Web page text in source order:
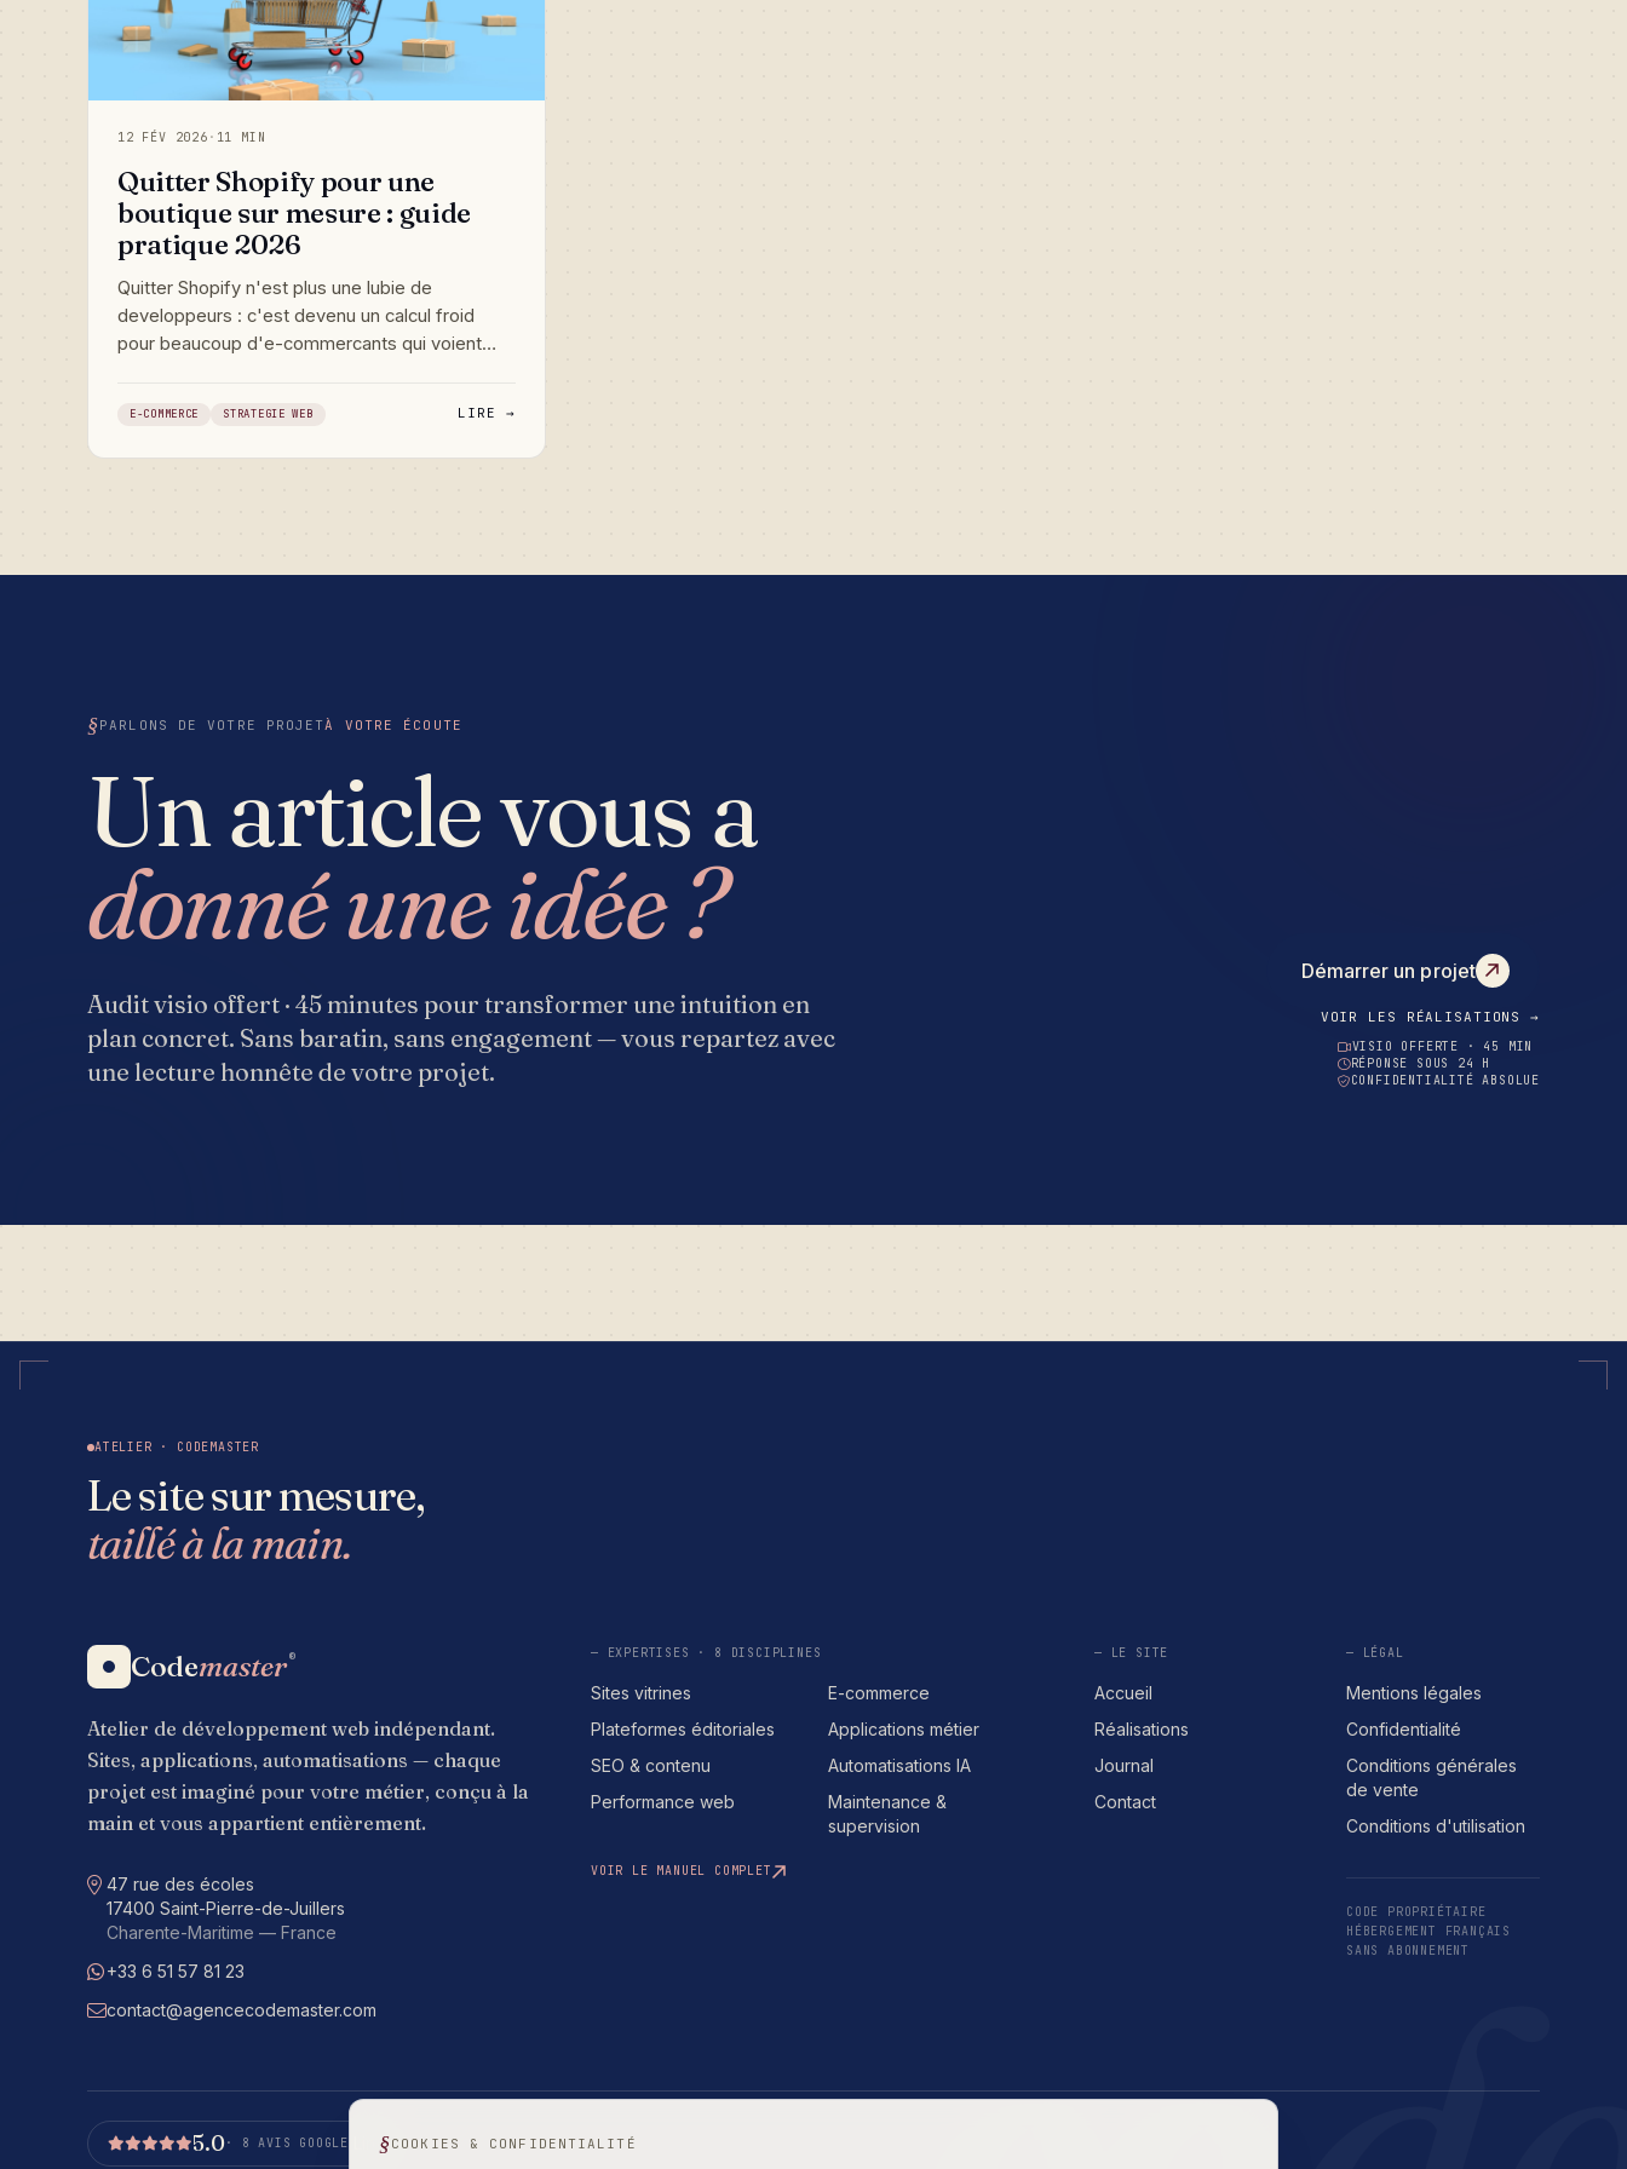
12 FÉV 2026 · 11 MIN
Quitter Shopify pour une
boutique sur mesure : guide
pratique 2026
Quitter Shopify n'est plus une lubie de
developpeurs : c'est devenu un calcul froid
pour beaucoup d'e-commercants qui voient
migration vers une boutique sur mesure, sans
E-COMMERCE STRATEGIE WEB LIRE →
PARLONS DE VOTRE PROJETÀ VOTRE ÉCOUTE
Un article vous a
donné une idée ?
Audit visio offert · 45 minutes pour transformer une intuition en
plan concret. Sans baratin, sans engagement — vous repartez avec
une lecture honnête de votre projet.
Démarrer un projet
VOIR LES RÉALISATIONS →
VISIO OFFERTE · 45 MIN
RÉPONSE SOUS 24 H
CONFIDENTIALITÉ ABSOLUE
ATELIER · CODEMASTER
Le site sur mesure,
taillé à la main.
Codemaster®
Atelier de développement web indépendant.
Sites, applications, automatisations — chaque
projet est imaginé pour votre métier, conçu à la
main et vous appartient entièrement.
Adresse
47 rue des écoles
17400 Saint-Pierre-de-Juillers
Charente-Maritime — France
WhatsApp
+33 6 51 57 81 23
E-mailcontact@agencecodemaster.com
— EXPERTISES · 8 DISCIPLINES
Sites vitrines
E-commerce
Plateformes éditoriales
Applications métier
SEO & contenu
Automatisations IA
Performance web
Maintenance &
supervision
VOIR LE MANUEL COMPLET
— LE SITE
Accueil
Réalisations
Journal
Contact
— LÉGAL
Mentions légales
Confidentialité
Conditions générales
de vente
Conditions d'utilisation
CODE PROPRIÉTAIRE
HÉBERGEMENT FRANÇAIS
SANS ABONNEMENT
5.0· 8 AVIS GOOGLE Lire COOKIES & CONFIDENTIALITÉ